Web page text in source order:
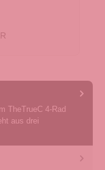
TheTrueC 4-Rad
aus drei